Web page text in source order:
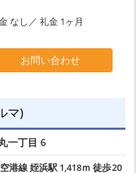
なし／ 礼金 1ヶ月
お問い合わせ
マ)
一丁目 6
港線姪浜駅 1,418ｍ 徒歩20